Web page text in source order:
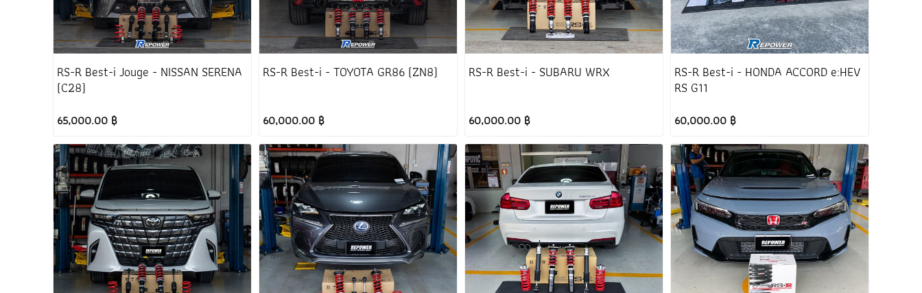
RS-R Best-i Jouge - NISSAN SERENA
(C28)
65,000.00 ฿
RS-R Best-i - TOYOTA GR86 (ZN8)
60,000.00 ฿
RS-R Best-i - SUBARU WRX
60,000.00 ฿
RS-R Best-i - HONDA ACCORD e:HEV
RS G11
60,000.00 ฿